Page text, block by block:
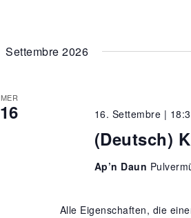
Settembre 2026
MER
16
(Deutsch)
16. Settembre |
Ap’n Daun
Alle Eigenschaften, die